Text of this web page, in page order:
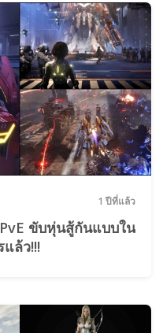
1 ปีที่แล้ว
ขับหุ่นสู้กันแบบใน
ล้ว!!!